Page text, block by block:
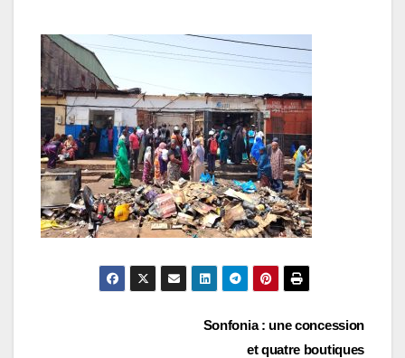
Sonfonia : une concession
et quatre boutiques